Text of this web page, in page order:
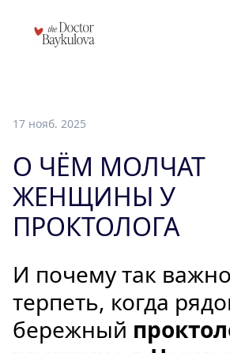
17 нояб. 2025
О ЧЁМ МОЛЧАТ
ЖЕНЩИНЫ У
ПРОКТОЛОГА
И почему так
терпеть, когда
бережный